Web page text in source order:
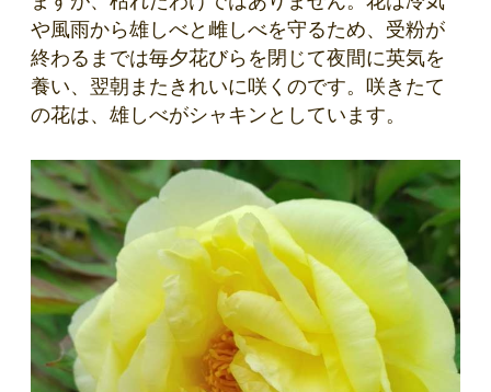
や風雨から雄しべと雌しべを守るため、受粉が
終わるまでは毎夕花びらを閉じて夜間に英気を
養い、翌朝またきれいに咲くのです。咲きたて
の花は、雄しべがシャキンとしています。